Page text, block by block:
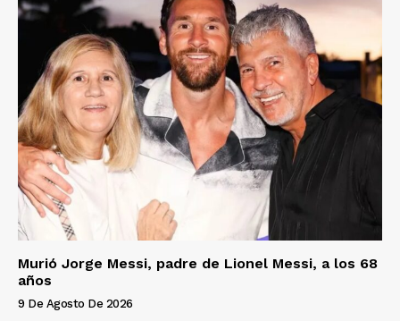
Murió Jorge Messi, padre de Lionel Messi, a los 68
años
9 De Agosto De 2026